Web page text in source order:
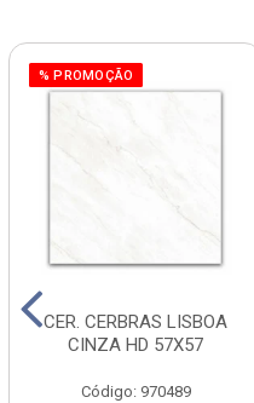
% PROMOÇÃO
CER. CERBRAS LISBOA
CINZA HD 57X57
Código: 970489